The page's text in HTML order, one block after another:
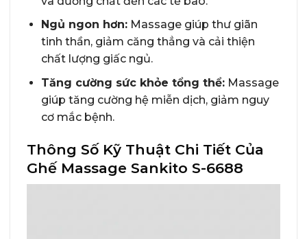
Ngủ ngon hơn:Massage giúp thư giãn
tinh thần, giảm căng thẳng và cải thiện
chất lượng giấc ngủ.
Tăng cường sức khỏe tổng thể:Massage
giúp tăng cường hệ miễn dịch, giảm nguy
cơ mắc bệnh.
Thông Số Kỹ Thuật Chi Tiết Của
Ghế Massage Sankito S-6688